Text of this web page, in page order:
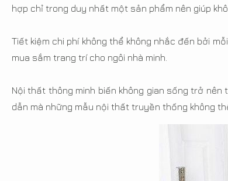
hợp chỉ trong duy nhất một sản phẩm nên giúp
Tiết kiệm chi phí không thể không nhắc đến bởi
mua sắm trang trí cho ngôi nhà minh.
Nội thất thông minh biến không gian sống trở
dẫn mà những mẫu nội thất truyền thống không